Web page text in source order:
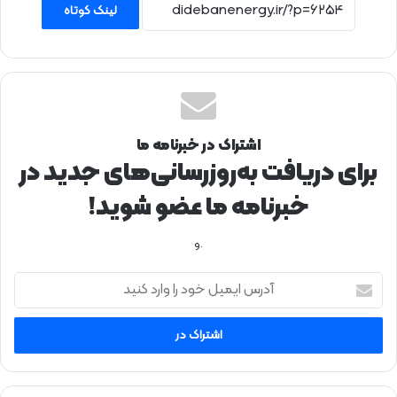
لینک کوتاه
اشتراک در خبرنامه ما
برای دریافت به‌روزرسانی‌های جدید در
خبرنامه ما عضو شوید!
.و
آ
ر
ا
ی
م